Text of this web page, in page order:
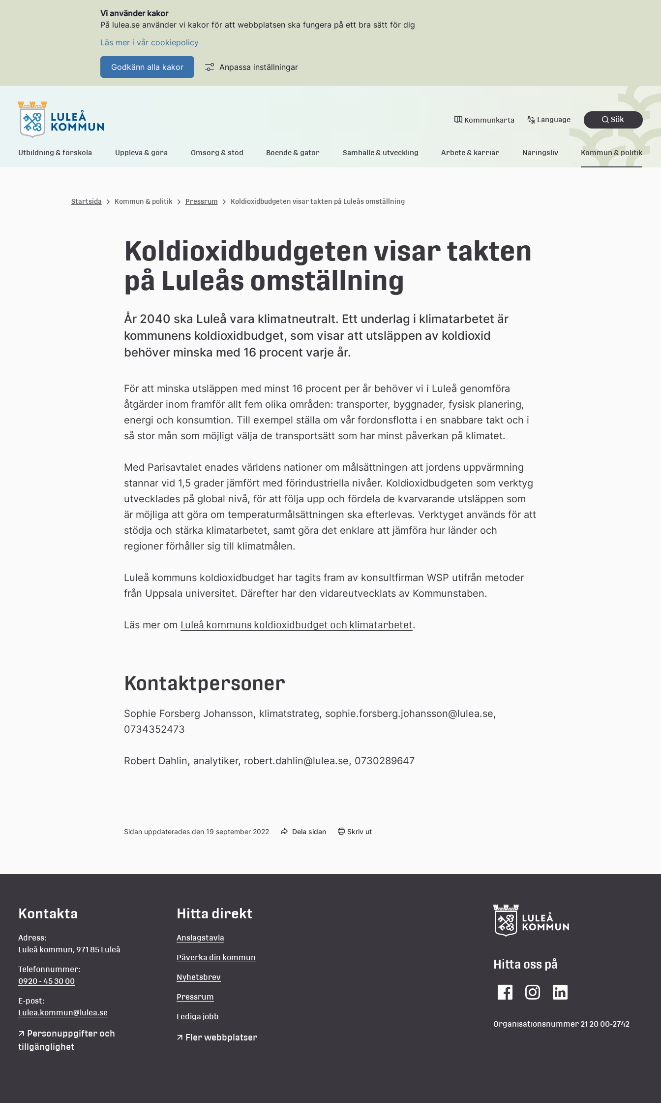
Vi använder kakor
På lulea.se använder vi kakor för att webbplatsen ska fungera på ett bra sätt för dig
Läs mer i vår cookiepolicy
Godkänn alla kakor Anpassa inställningar
L
Kommunkarta Language Sök
Utbildning & förskola Uppleva & göra Omsorg & stöd Boende & gator Samhälle & utveckling Arbete & karriär Näringsliv Kommun & politik
Startsida Kommun & politik Pressrum Koldioxidbudgeten visar takten på Luleås omställning
Koldioxidbudgeten visar takten
på Luleås omställning
År 2040 ska Luleå vara klimatneutralt. Ett underlag i klimatarbetet är
kommunens koldioxidbudget, som visar att utsläppen av koldioxid
behöver minska med 16 procent varje år.
För att minska utsläppen med minst 16 procent per år behöver vi i Luleå genomföra
åtgärder inom framför allt fem olika områden: transporter, byggnader, fysisk planering,
energi och konsumtion. Till exempel ställa om vår fordonsflotta i en snabbare takt och i
så stor mån som möjligt välja de transportsätt som har minst påverkan på klimatet.
Med Parisavtalet enades världens nationer om målsättningen att jordens uppvärmning
stannar vid 1,5 grader jämfört med förindustriella nivåer. Koldioxidbudgeten som verktyg
utvecklades på global nivå, för att följa upp och fördela de kvarvarande utsläppen som
är möjliga att göra om temperaturmålsättningen ska efterlevas. Verktyget används för att
stödja och stärka klimatarbetet, samt göra det enklare att jämföra hur länder och
regioner förhåller sig till klimatmålen.
Luleå kommuns koldioxidbudget har tagits fram av konsultfirman WSP utifrån metoder
från Uppsala universitet. Därefter har den vidareutvecklats av Kommunstaben.
Läs mer om Luleå kommuns koldioxidbudget och klimatarbetet.
Kontaktpersoner
Sophie Forsberg Johansson, klimatstrateg, sophie.forsberg.johansson@lulea.se,
0734352473
Robert Dahlin, analytiker, robert.dahlin@lulea.se, 0730289647
Sidan uppdaterades den 19 september 2022 Dela sidan Skriv ut
Kontakta
Adress:
Luleå kommun, 971 85 Luleå
Telefonnummer:
0920 - 45 30 00
E-post:
Lulea.kommun@lulea.se
Personuppgifter och
tillgänglighet
Hitta direkt
Anslagstavla
Påverka din kommun
Nyhetsbrev
Pressrum
Lediga jobb
Fler webbplatser
Hitta oss på
FacebookInstagramLinkedIn
Organisationsnummer 21 20 00-2742